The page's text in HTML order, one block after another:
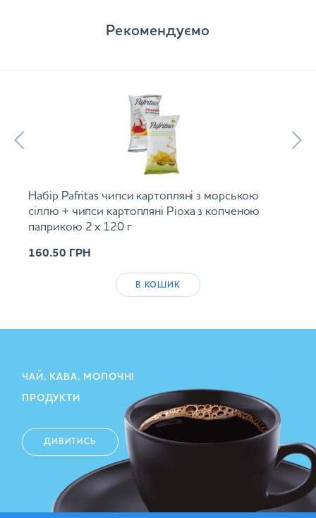
Рекомендуємо
Набір Pafritas чипси картопляні з морською
сіллю + чипси картопляні Ріоха з копченою
паприкою 2 х 120 г
160.50 ГРН
В КОШИК
ЧАЙ, КАВА, МОЛОЧНІ
ПРОДУКТИ
ДИВИТИСЬ